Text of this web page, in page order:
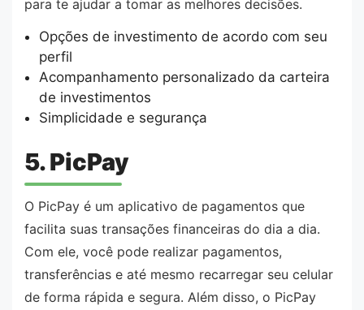
para te ajudar a tomar as melhores decisões.
Opções de investimento de acordo com seu
perfil
Acompanhamento personalizado da carteira
de investimentos
Simplicidade e segurança
5. PicPay
O PicPay é um aplicativo de pagamentos que
facilita suas transações financeiras do dia a dia.
Com ele, você pode realizar pagamentos,
transferências e até mesmo recarregar seu celular
de forma rápida e segura. Além disso, o PicPay